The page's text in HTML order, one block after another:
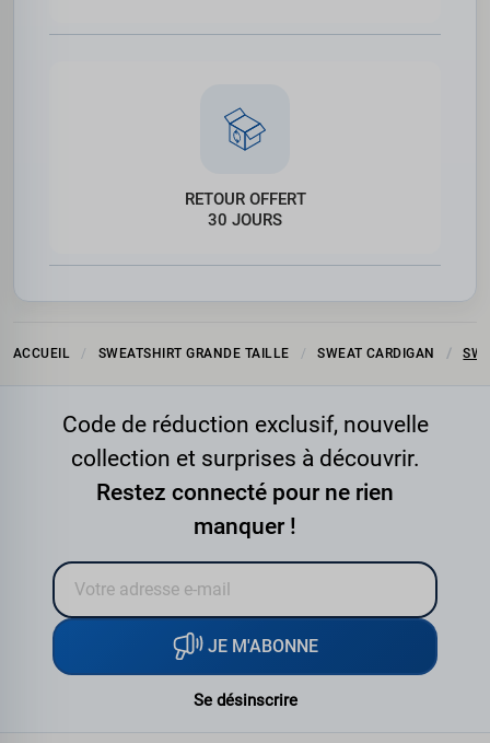
RETOUR OFFERT
30 JOURS
ACCUEIL SWEATSHIRT GRANDE TAILLE SWEAT CARDIGAN
Code de réduction exclusif, nouvelle
collection et surprises à découvrir.
Restez connecté pour ne rien
manquer !
JE M'ABONNE
Se désinscrire